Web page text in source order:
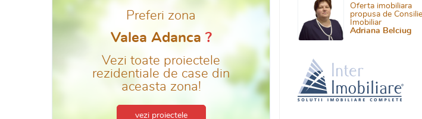
Preferi zona
Valea Adanca ?
Vezi toate proiectele
rezidentiale de case din
aceasta zona!
vezi proiectele
Oferta imobiliara
propusa de
Imobiliar
Adriana Belciug